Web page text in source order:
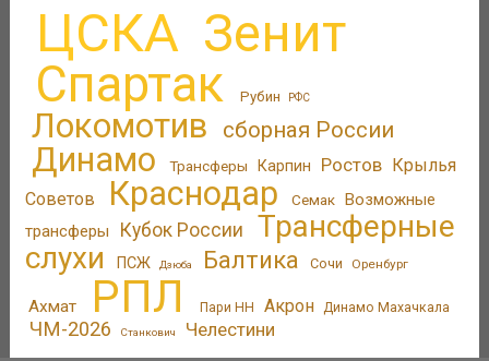
ЦСКА Зенит
Спартак Рубин РФС
Локомотив сборная России
Динамо Трансферы Карпин Ростов Крылья
Советов
Краснодар Семак Возможные
трансферы
Кубок России
Трансферные
слухи
ПСЖ Дзюба Балтика Сочи Оренбург
Ахмат РПЛ Пари НН Акрон Динамо Махачкала
ЧМ-2026 Станкович Челестини